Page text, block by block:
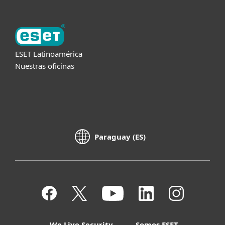
ESET Latinoamérica
Nuestras oficinas
Paraguay (ES)